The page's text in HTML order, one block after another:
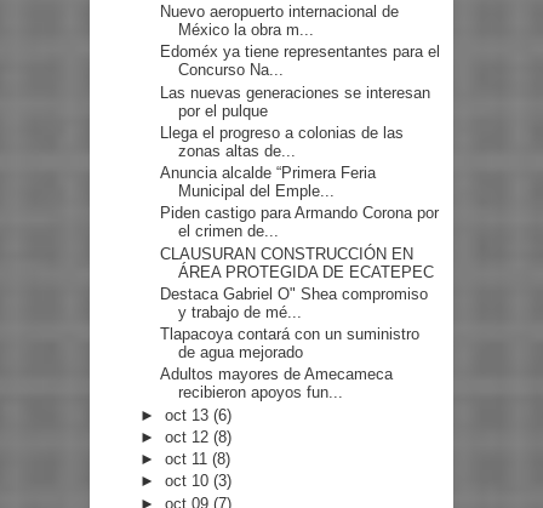
Nuevo aeropuerto internacional de
México la obra m...
Edoméx ya tiene representantes para el
Concurso Na...
Las nuevas generaciones se interesan
por el pulque
Llega el progreso a colonias de las
zonas altas de...
Anuncia alcalde “Primera Feria
Municipal del Emple...
Piden castigo para Armando Corona por
el crimen de...
CLAUSURAN CONSTRUCCIÓN EN
ÁREA PROTEGIDA DE ECATEPEC
Destaca Gabriel O" Shea compromiso
y trabajo de mé...
Tlapacoya contará con un suministro
de agua mejorado
Adultos mayores de Amecameca
recibieron apoyos fun...
►oct 13(6)
►oct 12(8)
►oct 11(8)
►oct 10(3)
►oct 09(7)